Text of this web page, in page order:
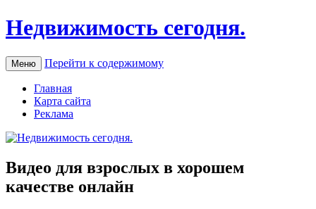
Недвижимость сегодня.
Меню Перейти к содержимому
Главная
Карта сайта
Реклама
Видео для взрослых в хорошем
качестве онлайн